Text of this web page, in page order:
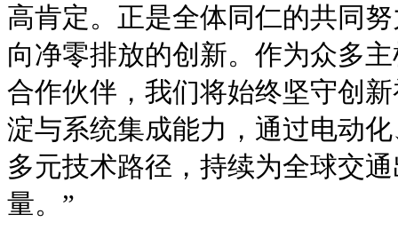
高肯定。正是全体同仁的共同
向净零排放的创新。作为众多
合作伙伴，我们将始终坚守创
淀与系统集成能力，通过电动
多元技术路径，持续为全球交
量。”